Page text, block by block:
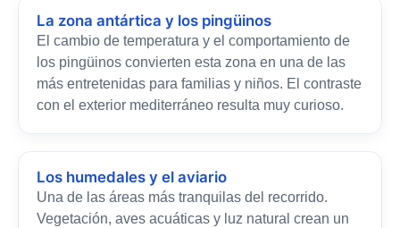
La zona antártica y los pingüinos
El cambio de temperatura y el comportamiento de
los pingüinos convierten esta zona en una de las
más entretenidas para familias y niños. El contraste
con el exterior mediterráneo resulta muy curioso.
Los humedales y el aviario
Una de las áreas más tranquilas del recorrido.
Vegetación, aves acuáticas y luz natural crean un